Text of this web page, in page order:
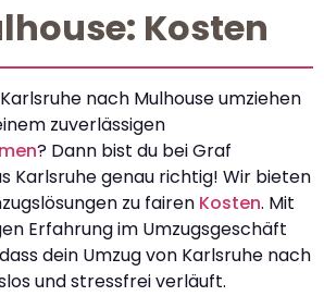
Kosten
nach Mulhouse umziehen
zuverlässigen
? Dann bist du bei Graf
Karlsruhe genau richtig! Wir bieten
zu fairen Kosten. Mit
Erfahrung im Umzugsgeschäft
dein Umzug von Karlsruhe nach
und stressfrei verläuft.